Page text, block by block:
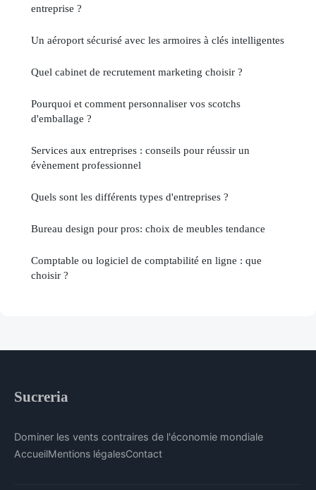
entreprise ?
Un aéroport sécurisé avec les armoires à clés intelligentes
Quel cabinet de recrutement marketing choisir ?
Pourquoi et comment personnaliser vos scotchs
d'emballage ?
Services aux entreprises : conseils pour réussir un
évènement professionnel
Quels sont les différents types d'entreprises ?
Bureau design pour pros: choix de meubles tendance
Comptable ou logiciel de comptabilité en ligne : que
choisir ?
Sucreria
Dominer les vents contraires de l'économie mondiale
AccueilMentions légalesContact